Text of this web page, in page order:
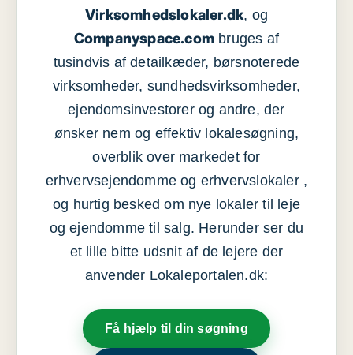
Virksomhedslokaler.dk, og
Companyspace.com bruges af
tusindvis af detailkæder, børsnoterede
virksomheder, sundhedsvirksomheder,
ejendomsinvestorer og andre, der
ønsker nem og effektiv lokalesøgning,
overblik over markedet for
erhvervsejendomme og erhvervslokaler ,
og hurtig besked om nye lokaler til leje
og ejendomme til salg. Herunder ser du
et lille bitte udsnit af de lejere der
anvender Lokaleportalen.dk:
Få hjælp til din søgning